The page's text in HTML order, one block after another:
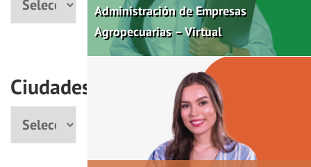
Ciudades
Administración de Empresas
Agropecuarias – Virtual